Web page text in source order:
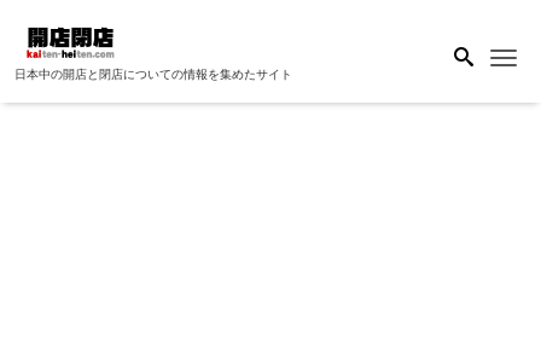
日本中の開店と閉店についての情報を集めたサイト